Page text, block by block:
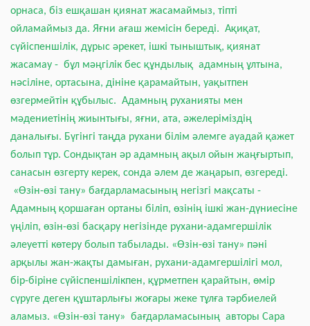
орнаса, біз ешқашан қиянат жасамаймыз, тіпті
ойламаймыз да. Яғни ағаш жемісін береді. Ақиқат,
сүйіспеншілік, дұрыс әрекет, ішкі тыныштық, қиянат
жасамау - бұл мәңгілік бес құндылық адамның ұлтына,
нәсіліне, ортасына, дініне қарамайтын, уақытпен
өзгермейтін құбылыс. Адамның руханияты мен
мәдениетінің жиынтығы, яғни, ата, әжелеріміздің
даналығы. Бүгінгі таңда рухани білім әлемге ауадай қажет
болып тұр. Сондықтан әр адамның ақыл ойын жаңғыртып,
санасын өзгерту керек, сонда әлем де жаңарып, өзгереді.
«Өзін-өзі тану» бағдарламасының негізгі мақсаты -
Адамның қоршаған ортаны біліп, өзінің ішкі жан-дүниесіне
үңіліп, өзін-өзі басқару негізінде рухани-адамгершілік
әлеуетті көтеру болып табылады. «Өзін-өзі тану» пәні
арқылы жан-жақты дамыған, рухани-адамгершілігі мол,
бір-біріне сүйіспеншілікпен, құрметпен қарайтын, өмір
сүруге деген құштарлығы жоғары жеке тұлға тәрбиелей
аламыз. «Өзін-өзі тану» бағдарламасының авторы Сара